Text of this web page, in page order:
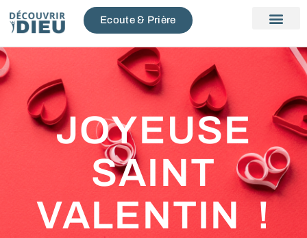
Ecoute & Prière
JOYEUSE
SAINT
VALENTIN !